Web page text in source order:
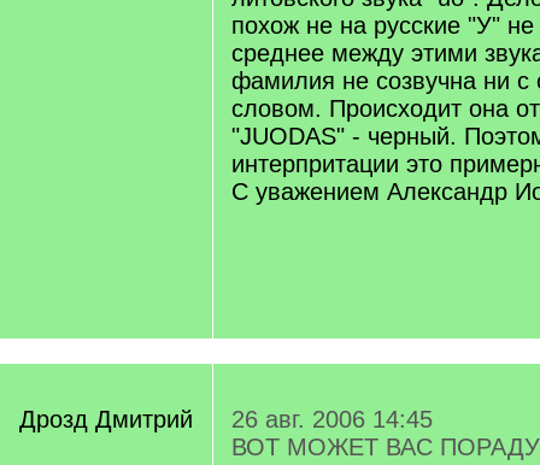
похож не на русские "У"
среднее между этими
фамилия не созвучна ни с
словом. Происходит она
"JUODAS" - черный.
интерпритации это
С уважением Александр
Дрозд Дмитрий
26 авг. 2006 14:45
ВОТ МОЖЕТ ВАС